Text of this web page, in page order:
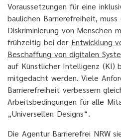
Voraussetzungen für eine
baulichen Barrierefreiheit,
Diskriminierung von Menschen
frühzeitig bei der Entwicklung
Beschaffung von digitalen
auf Künstlicher Intelligenz (KI)
mitgedacht werden. Viele
Barrierefreiheit verbessern
Arbeitsbedingungen für alle
„Universellen Designs“.
Die Agentur Barrierefrei NRW